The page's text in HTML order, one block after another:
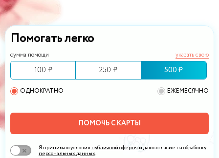
Помогать легко
сумма помощи указать свою
100 ₽ 250 ₽ 500 ₽
ОДНОКРАТНО ЕЖЕМЕСЯЧНО
ПОМОЧЬ С КАРТЫ
Я принимаю условия публичной оферты и даю согласие на обработку
персональных данных.